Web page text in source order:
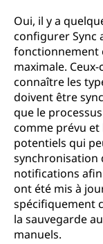
Oui, il y a
configurer Sync
fonctionnement
maximale.
connaître les
doivent être
que le
comme prévu
potentiels qui
synchronisation
notifications
ont été mis à
spécifiquement
la sauvegarde
manuels.